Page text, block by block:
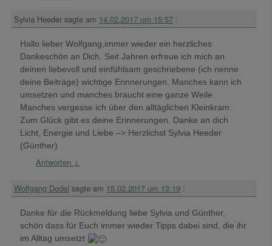
Sylvia Heeder sagte am 14.02.2017 um 15:57 :
Hallo lieber Wolfgang,immer wieder ein herzliches
Dankeschön an Dich. Seit Jahren erfreue ich mich an
deinen liebevoll und einfühlsam geschriebene (ich nenne
deine Beiträge) wichtige Erinnerungen. Manches kann ich
umsetzen und manches braucht eine ganze Weile.
Manches vergesse ich über den alltäglichen Kleinkram.
Zum Glück gibt es deine Erinnerungen. Danke an dich
Licht, Energie und Liebe –> Herzlichst Sylvia Heeder
(Günther)
Antworten ↓
Wolfgang Dodel sagte am 15.02.2017 um 13:19 :
Danke für die Rückmeldung liebe Sylvia und Günther,
schön dass für Euch immer wieder Tipps dabei sind, die ihr
im Alltag umsetzt